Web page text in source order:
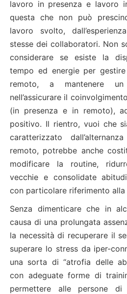
lavoro in presenza e lavoro
questa che non può
lavoro svolto,
stesse dei collaboratori. Non
considerare se esiste la
tempo ed energie per
remoto, a mantenere un
nell’assicurare il
(in presenza e in remoto),
positivo. Il rientro, vuoi che
caratterizzato
remoto, potrebbe anche
modificare la routine,
vecchie e consolidate
con particolare riferimento alla
Senza dimenticare che in
causa di una prolungata
la necessità di recuperare il
superare lo stress da iper-
una sorta di “atrofia delle
con adeguate forme di
permettere alle persone di